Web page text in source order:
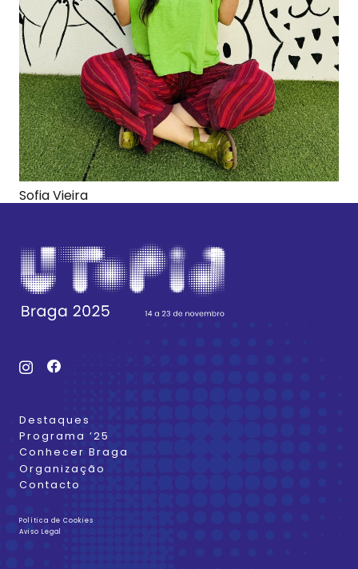
Sofia Vieira
Destaques
Programa ’25
Conhecer Braga
Organização
Contacto
Política de Cookies
Aviso Legal